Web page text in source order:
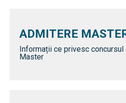
ADMITERE
Informații ce privesc concursul
Master